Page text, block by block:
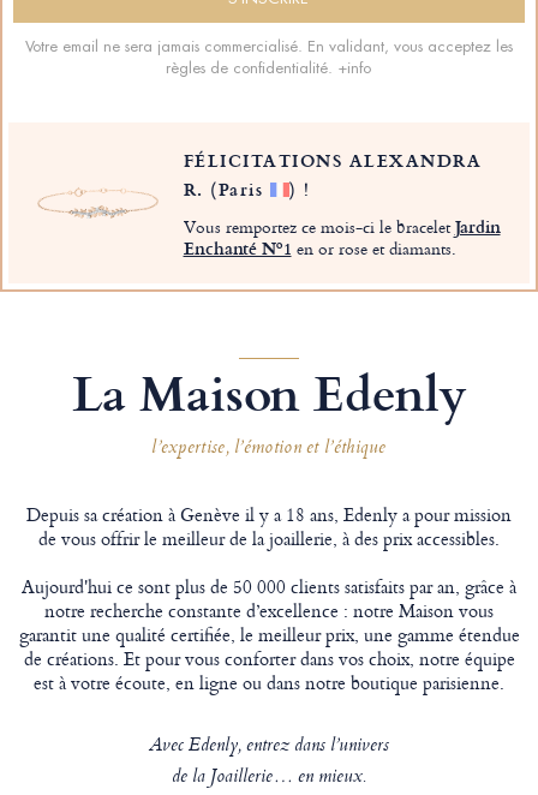
Votre email ne sera jamais commercialisé. En validant, vous acceptez les
règles de confidentialité. +info
FÉLICITATIONS ALEXANDRA
R. (Paris ) !
Vous remportez ce mois-ci le braceletJardin
Enchanté Nº1 en or rose et diamants.
La Maison Edenly
l’expertise, l’émotion et l’éthique
Depuis sa création à Genève il y a 18 ans, Edenly a pour mission
de vous offrir le meilleur de la joaillerie, à des prix accessibles.
Aujourd'hui ce sont plus de 50 000 clients satisfaits par an, grâce à
notre recherche constante d’excellence : notre Maison vous
garantit une qualité certifiée, le meilleur prix, une gamme étendue
de créations. Et pour vous conforter dans vos choix, notre équipe
est à votre écoute, en ligne ou dans notre boutique parisienne.
Avec Edenly, entrez dans l’univers
de la Joaillerie… en mieux.